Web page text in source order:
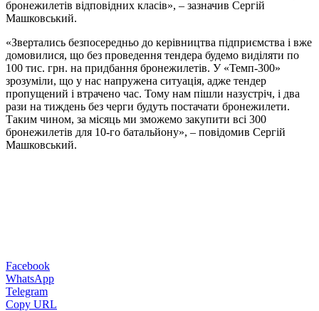
бронежилетів відповідних класів», – зазначив Сергій
Машковський.
«Звертались безпосередньо до керівництва підприємства і вже
домовилися, що без проведення тендера будемо виділяти по
100 тис. грн. на придбання бронежилетів. У «Темп-300»
зрозуміли, що у нас напружена ситуація, адже тендер
пропущений і втрачено час. Тому нам пішли назустріч, і два
рази на тиждень без черги будуть постачати бронежилети.
Таким чином, за місяць ми зможемо закупити всі 300
бронежилетів для 10-го батальйону», – повідомив Сергій
Машковський.
Facebook
WhatsApp
Telegram
Copy URL